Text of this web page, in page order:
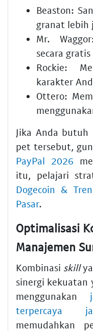
Beaston:
granat lebih
Mr.
secara
Rockie:
karakter
Ottero:
Jika Anda butuh
pet tersebut,
PayPal 2026
itu, pelajari
Dogecoin &
Pasar.
Optimalisasi
Manajemen
Kombinasi skill
sinergi kekuatan
menggunakan
terpercaya
memudahkan